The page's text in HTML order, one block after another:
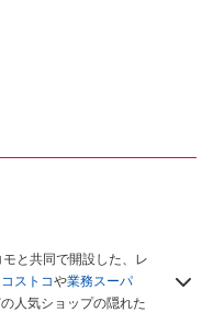
と共同で開設した、レ
コストコや業務スーパ
人気ショップの隠れた